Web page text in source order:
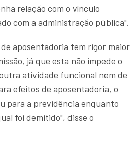
relação com o vínculo
com a administração pública".
de aposentadoria tem rigor maior
já que esta não impede o
atividade funcional nem de
efeitos de aposentadoria, o
para a previdência enquanto
foi demitido", disse o